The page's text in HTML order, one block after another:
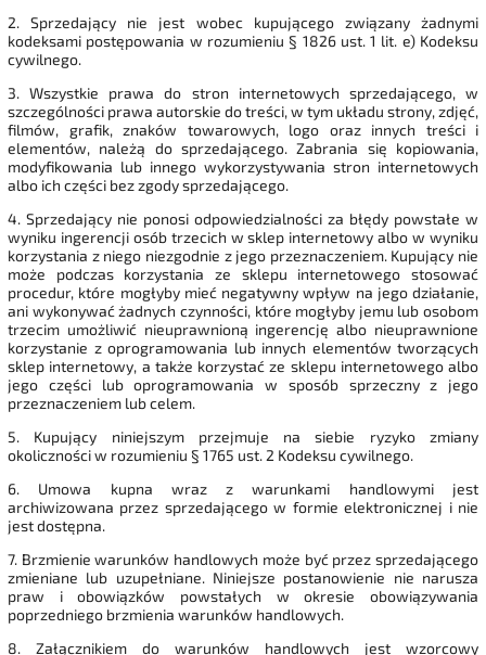
2. Sprzedający nie jest wobec kupującego związany żadnymi
kodeksami postępowania w rozumieniu § 1826 ust. 1 lit. e) Kodeksu
cywilnego.
3. Wszystkie prawa do stron internetowych sprzedającego, w
szczególności prawa autorskie do treści, w tym układu strony, zdjęć,
filmów, grafik, znaków towarowych, logo oraz innych treści i
elementów, należą do sprzedającego. Zabrania się kopiowania,
modyfikowania lub innego wykorzystywania stron internetowych
albo ich części bez zgody sprzedającego.
4. Sprzedający nie ponosi odpowiedzialności za błędy powstałe w
wyniku ingerencji osób trzecich w sklep internetowy albo w wyniku
korzystania z niego niezgodnie z jego przeznaczeniem. Kupujący nie
może podczas korzystania ze sklepu internetowego stosować
procedur, które mogłyby mieć negatywny wpływ na jego działanie,
ani wykonywać żadnych czynności, które mogłyby jemu lub osobom
trzecim umożliwić nieuprawnioną ingerencję albo nieuprawnione
korzystanie z oprogramowania lub innych elementów tworzących
sklep internetowy, a także korzystać ze sklepu internetowego albo
jego części lub oprogramowania w sposób sprzeczny z jego
przeznaczeniem lub celem.
5. Kupujący niniejszym przejmuje na siebie ryzyko zmiany
okoliczności w rozumieniu § 1765 ust. 2 Kodeksu cywilnego.
6. Umowa kupna wraz z warunkami handlowymi jest
archiwizowana przez sprzedającego w formie elektronicznej i nie
jest dostępna.
7. Brzmienie warunków handlowych może być przez sprzedającego
zmieniane lub uzupełniane. Niniejsze postanowienie nie narusza
praw i obowiązków powstałych w okresie obowiązywania
poprzedniego brzmienia warunków handlowych.
8. Załącznikiem do warunków handlowych jest wzorcowy